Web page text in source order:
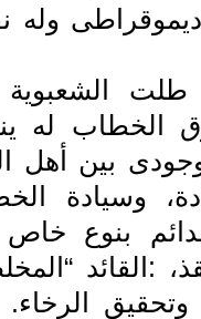
ديموقراطى
الخطاب له
بين أهل
وسيادة
بنوع
:القائد
وتحقيق الرخاء.